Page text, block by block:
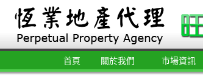
首頁 關於我們 市場資訊